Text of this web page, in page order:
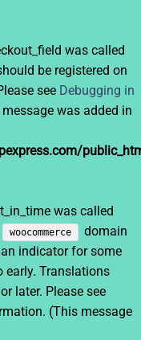
was called
be registered on
see Debugging in
was added in
was called
woocommerce
domain
indicator for some
early. Translations
later. Please see
(This message